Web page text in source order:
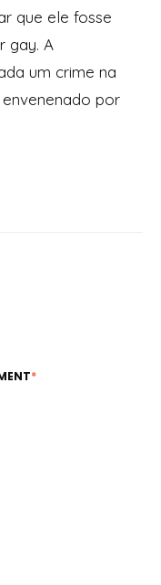
que ele fosse
gay. A
um crime na
por
*